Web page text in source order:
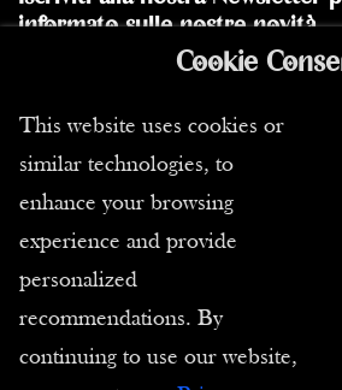
informato sulle nostre novità
Copyright ©2026 Tutti i diritti
Estampes
Cookie
This website uses cookies or
similar technologies, to
enhance your browsing
experience and provide
personalized
recommendations. By
continuing to use our website,